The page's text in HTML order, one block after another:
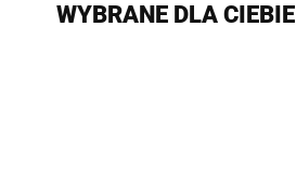
WYBRANE DLA CIEBIE